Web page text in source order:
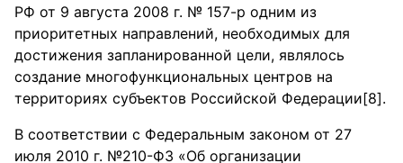
РФ от 9 августа 2008 г. № 157-р одним из
приоритетных направлений, необходимых для
достижения запланированной цели, являлось
создание многофункциональных центров на
территориях субъектов Российской Федерации[8].
В соответствии с Федеральным законом от 27
июля 2010 г. №210-ФЗ «Об организации